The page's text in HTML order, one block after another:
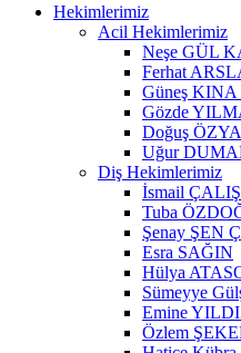
Hekimlerimiz
Acil Hekimlerimiz
Neşe GÜL
Ferhat
Güneş
Gözde
Doğuş
Uğur
Diş Hekimlerimiz
İsmail
Tuba
Şenay ŞEN
Esra SAĞIN
Hülya
Sümeyye
Emine
Özlem